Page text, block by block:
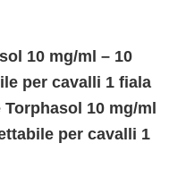
10 mg/ml – 10
per cavalli 1 fiala
10 mg/ml
per cavalli 1